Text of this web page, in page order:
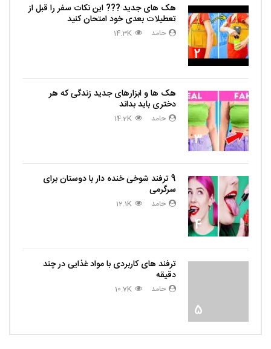
2
هک های جدید ??️? این نکات سفر را قبل از
تعطیلات بعدی خود امتحان کنید
حامد 14.3K
3
هک ها و ابزارهای جدید زندگی که هر
دختری باید بداند
حامد 14.2K
4
9 ترفند شوخی خنده دار با دوستان برای
سرگرمی
حامد 12.1K
5
ترفند های کاربردی با مواد غذایی در چند
دقیقه
حامد 10.7K